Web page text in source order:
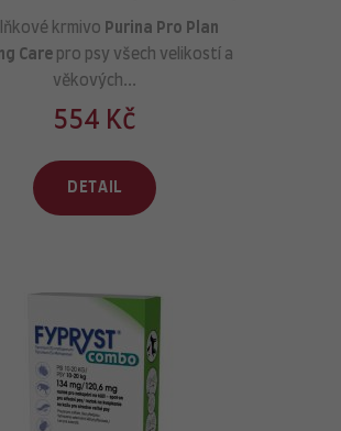
krmivo Purina Pro Plan
Care pro psy všech velikostí a
věkových...
554 Kč
DETAIL